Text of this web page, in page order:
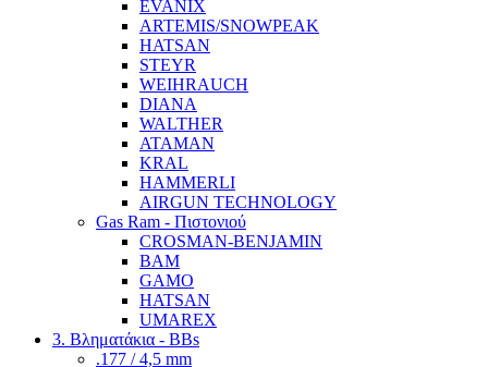
EVANIX
ARTEMIS/SNOWPEAK
HATSAN
STEYR
WEIHRAUCH
DIANA
WALTHER
ATAMAN
KRAL
HAMMERLI
AIRGUN TECHNOLOGY
Gas Ram - Πιστονιού
CROSMAN-BENJAMIN
BAM
GAMO
HATSAN
UMAREX
3. Βληματάκια - BBs
.177 / 4,5 mm